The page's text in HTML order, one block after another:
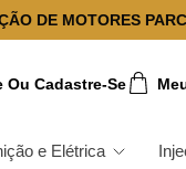
DE MOTORES
Ou Cadastre-Se
e Elétrica